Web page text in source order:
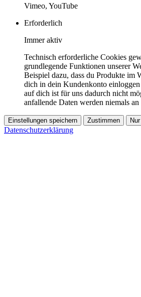
Vimeo, YouTube
Erforderlich
Immer aktiv
Technisch erforderliche Cookies
grundlegende Funktionen unserer
Beispiel dazu, dass du Produkte im
dich in dein Kundenkonto
auf dich ist für uns dadurch nicht
anfallende Daten werden niemals
Einstellungen speichern Zustimmen
Datenschutzerklärung